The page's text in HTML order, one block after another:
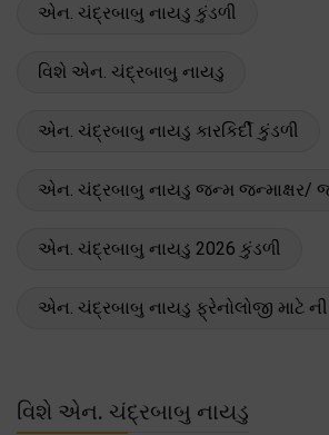
એન. ચંદ્રબાબુ નાયડુ કુંડળી
વિશે એન. ચંદ્રબાબુ નાયડુ
એન. ચંદ્રબાબુ નાયડુ કારકિર્દી કુંડળી
એન. ચંદ્રબાબુ નાયડુ જન્મ જન્માક્ષર/
એન. ચંદ્રબાબુ નાયડુ 2026 કુંડળી
એન. ચંદ્રબાબુ નાયડુ ફ્રેનોલોજી માટે
વિશે એન. ચંદ્રબાબુ નાયડુ